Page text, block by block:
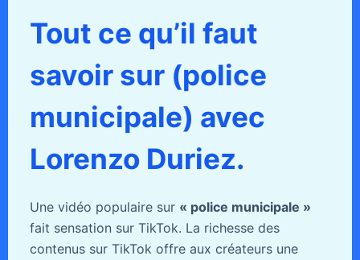
Tout ce qu’il faut
savoir sur (police
municipale) avec
Lorenzo Duriez.
Une vidéo populaire sur « police municipale »
fait sensation sur TikTok. La richesse des
contenus sur TikTok offre aux créateurs une